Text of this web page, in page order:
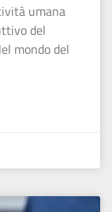
umana
del
mondo del